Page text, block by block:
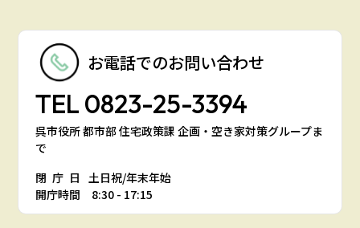
お電話でのお問い合わせ
TEL 0823-25-3394
呉市役所 都市部 住宅政策課 企画・空き家対策グループま
で
閉庁日 土日祝/年末年始
開庁時間 8:30 - 17:15